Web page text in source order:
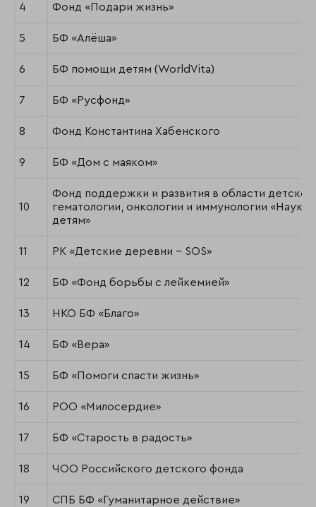
4 Фонд «Подари жизнь»
5 БФ «Алёша»
6 БФ помощи детям (WorldVita)
7 БФ «Русфонд»
8 Фонд Константина Хабенского
9 БФ «Дом с маяком»
10
Фонд поддержки и развития в области детской
гематологии, онкологии и иммунологии «Наука
детям»
11 РК «Детские деревни - SOS»
12 БФ «Фонд борьбы с лейкемией»
13 НКО БФ «Благо»
14 БФ «Вера»
15 БФ «Помоги спасти жизнь»
16 РОО «Милосердие»
17 БФ «Старость в радость»
18 ЧОО Российского детского фонда
19 СПБ БФ «Гуманитарное действие»